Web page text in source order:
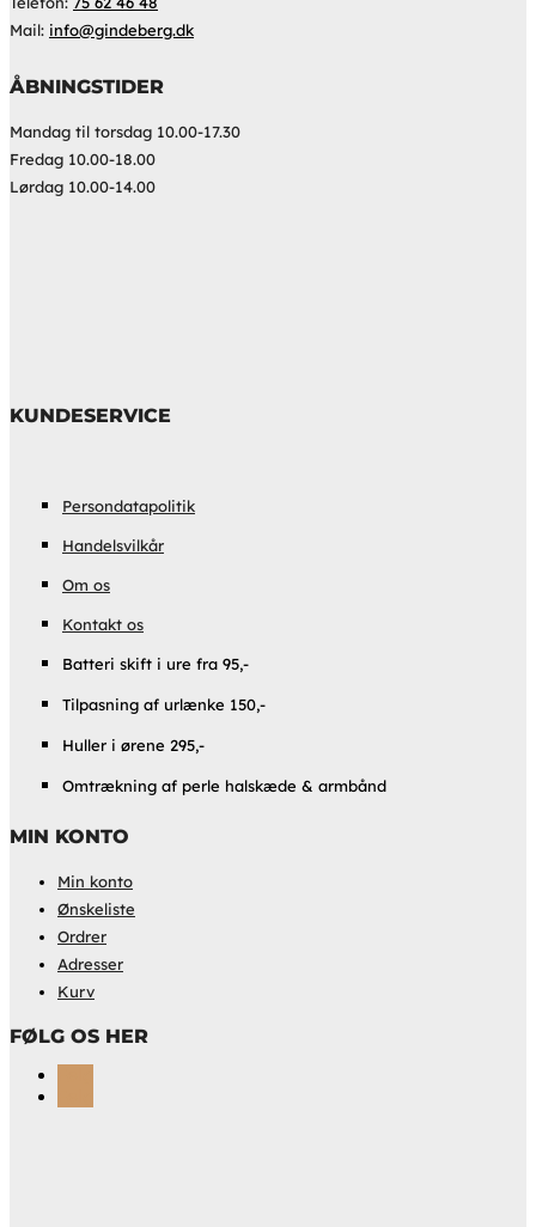
Mail: info@gindeberg.dk
ÅBNINGSTIDER
Mandag til torsdag 10.00-17.30
Fredag 10.00-18.00
Lørdag 10.00-14.00
KUNDESERVICE
Persondatapolitik
Handelsvilkår
Om os
Kontakt os
Batteri skift i ure fra 95,-
Tilpasning af urlænke 150,-
Huller i ørene 295,-
Omtrækning af perle halskæde & armbånd
MIN KONTO
Min konto
Ønskeliste
Ordrer
Adresser
Kurv
FØLG OS HER